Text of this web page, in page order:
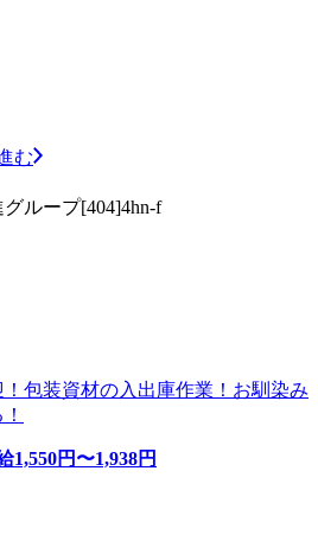
む
ループ[404]4hn-f
包装資材の入出庫作業！お馴染み
1,550円〜1,938円